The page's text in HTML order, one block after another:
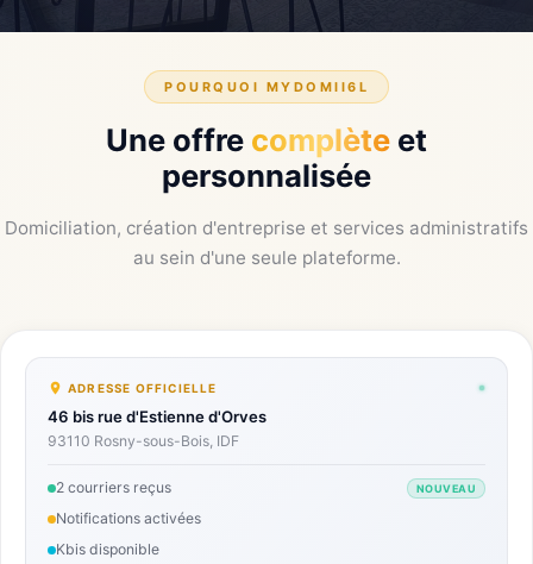
POURQUOI MYDOMII6L
Une offre complète et
personnalisée
Domiciliation, création d'entreprise et services administratifs
au sein d'une seule plateforme.
ADRESSE OFFICIELLE
46 bis rue d'Estienne d'Orves
93110 Rosny-sous-Bois, IDF
2 courriers reçus NOUVEAU
Notifications activées
Kbis disponible